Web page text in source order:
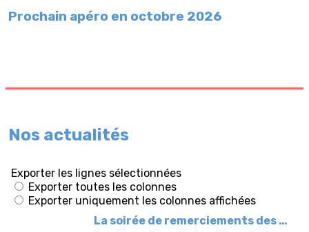
Prochain apéro en octobre 2026
Nos actualités